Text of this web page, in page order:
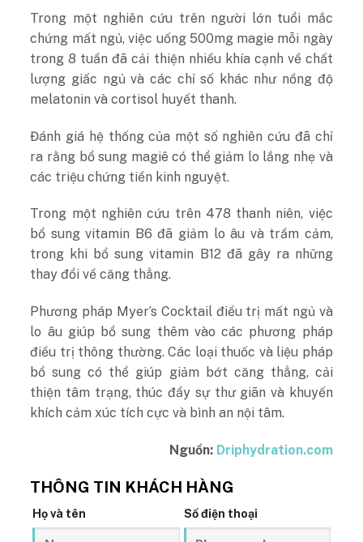
Trong một nghiên cứu trên người lớn tuổi mắc
chứng mất ngủ, việc uống 500mg magie mỗi ngày
trong 8 tuần đã cải thiện nhiều khía cạnh về chất
lượng giấc ngủ và các chỉ số khác như nồng độ
melatonin và cortisol huyết thanh.
Đánh giá hệ thống của một số nghiên cứu đã chỉ
ra rằng bổ sung magiê có thể giảm lo lắng nhẹ và
các triệu chứng tiền kinh nguyệt.
Trong một nghiên cứu trên 478 thanh niên, việc
bổ sung vitamin B6 đã giảm lo âu và trầm cảm,
trong khi bổ sung vitamin B12 đã gây ra những
thay đổi về căng thẳng.
Phương pháp Myer’s Cocktail điều trị mất ngủ và
lo âu giúp bổ sung thêm vào các phương pháp
điều trị thông thường. Các loại thuốc và liệu pháp
bổ sung có thể giúp giảm bớt căng thẳng, cải
thiện tâm trạng, thúc đẩy sự thư giãn và khuyến
khích cảm xúc tích cực và bình an nội tâm.
Nguồn: Driphydration.com
THÔNG TIN KHÁCH HÀNG
Họ và tên Số điện thoại